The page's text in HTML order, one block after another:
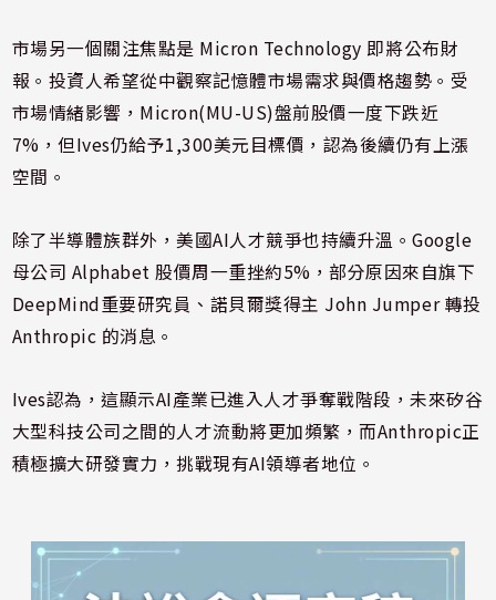
市場另一個關注焦點是 Micron Technology 即將公布財
報。投資人希望從中觀察記憶體市場需求與價格趨勢。受
市場情緒影響，Micron(MU-US)盤前股價一度下跌近
7%，但Ives仍給予1,300美元目標價，認為後續仍有上漲
空間。
除了半導體族群外，美國AI人才競爭也持續升溫。Google
母公司 Alphabet 股價周一重挫約5%，部分原因來自旗下
DeepMind重要研究員、諾貝爾獎得主 John Jumper轉投
Anthropic 的消息。
Ives認為，這顯示AI產業已進入人才爭奪戰階段，未來矽谷
大型科技公司之間的人才流動將更加頻繁，而Anthropic正
積極擴大研發實力，挑戰現有AI領導者地位。